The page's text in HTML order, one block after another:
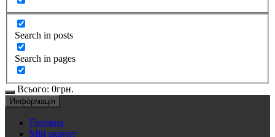
Search in posts
Search in pages
Всього: 0грн.
Информація
Головна
Мій акаунт